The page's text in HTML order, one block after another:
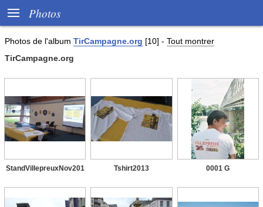
 Photos
Photos de l'album TirCampagne.org [10] - Tout montrer
TirCampagne.org
StandVillepreuxNov2013 Tshirt2013 0001 G